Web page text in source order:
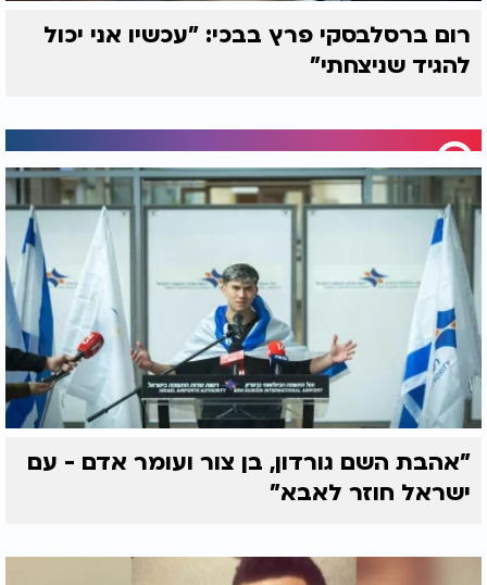
רום ברסלבסקי פרץ בבכי: "עכשיו אני יכול
להגיד שניצחתי"
"אהבת השם גורדון, בן צור ועומר אדם - עם
ישראל חוזר לאבא"